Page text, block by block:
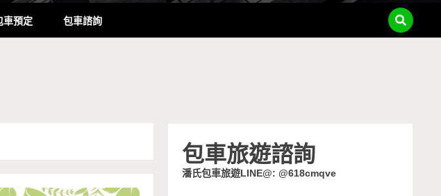
車預定 包車諮詢
包車旅遊諮詢
潘氏包車旅遊LINE@: @618cmqve